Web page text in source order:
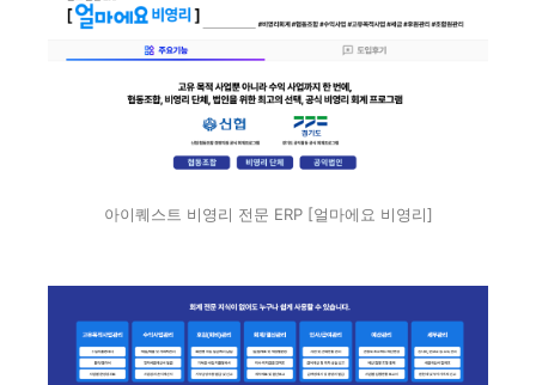
아이퀘스트 비영리 전문 ERP [얼마에요 비영리]